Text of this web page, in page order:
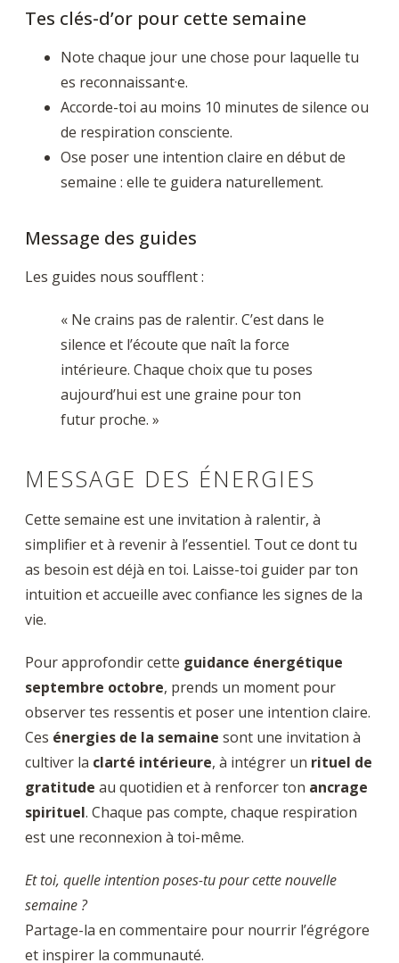
Tes clés-d’or pour cette semaine
Note chaque jour une chose pour laquelle tu
es reconnaissant·e.
Accorde-toi au moins 10 minutes de silence ou
de respiration consciente.
Ose poser une intention claire en début de
semaine : elle te guidera naturellement.
Message des guides
Les guides nous soufflent :
« Ne crains pas de ralentir. C’est dans le
silence et l’écoute que naît la force
intérieure. Chaque choix que tu poses
aujourd’hui est une graine pour ton
futur proche. »
MESSAGE DES ÉNERGIES
Cette semaine est une invitation à ralentir, à
simplifier et à revenir à l’essentiel. Tout ce dont tu
as besoin est déjà en toi. Laisse-toi guider par ton
intuition et accueille avec confiance les signes de la
vie.
Pour approfondir cette guidance énergétique
septembre octobre, prends un moment pour
observer tes ressentis et poser une intention claire.
Ces énergies de la semaine sont une invitation à
cultiver la clarté intérieure, à intégrer un rituel de
gratitude au quotidien et à renforcer ton ancrage
spirituel. Chaque pas compte, chaque respiration
est une reconnexion à toi-même.
Et toi, quelle intention poses-tu pour cette nouvelle
semaine ?
Partage-la en commentaire pour nourrir l’égrégore
et inspirer la communauté.